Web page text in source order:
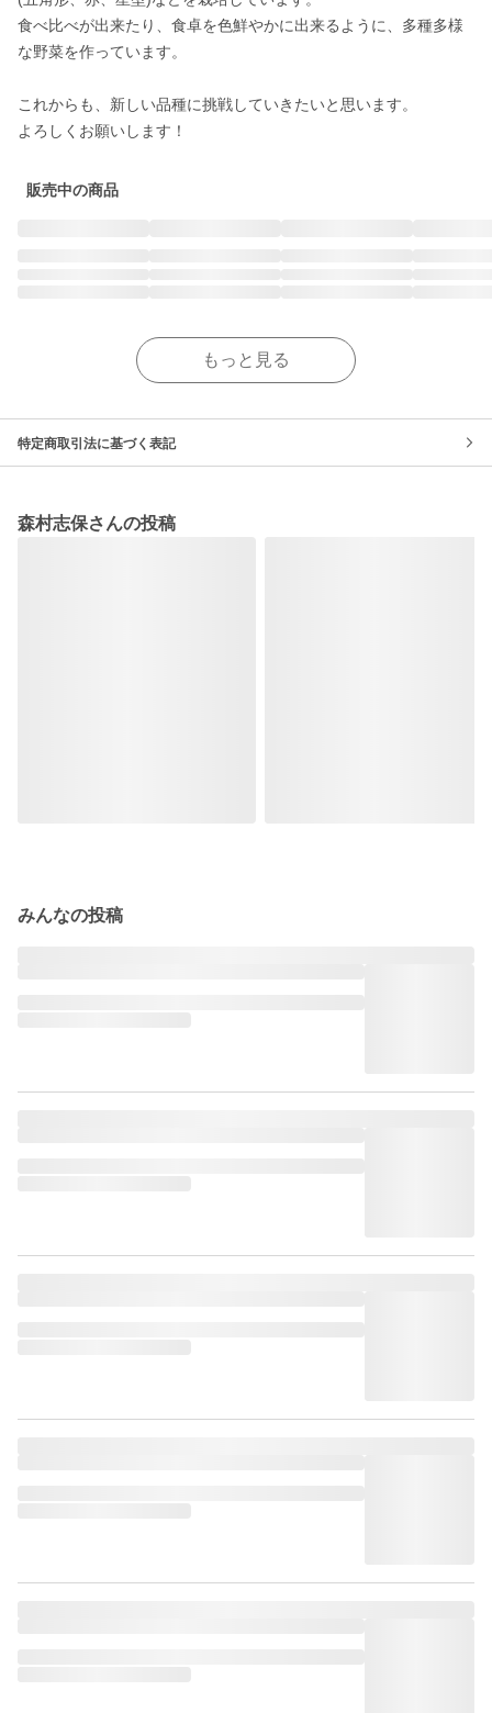
食べ比べが出来たり、食卓を色鮮やかに出来るように、多種多様
な野菜を作っています。
これからも、新しい品種に挑戦していきたいと思います。
よろしくお願いします！
販売中の商品
もっと見る
特定商取引法に基づく表記
森村志保さんの投稿
みんなの投稿